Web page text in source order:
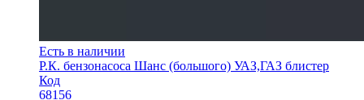
Есть в наличии
Р.К. бензонасоса Шанс (большого) УАЗ,ГАЗ блистер
Код
68156